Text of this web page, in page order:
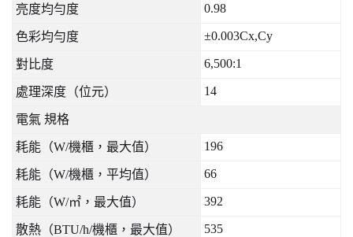
亮度均勻度 0.98
色彩均勻度 ±0.003Cx,Cy
對比度 6,500:1
處理深度（位元） 14
電氣 規格
耗能（W/機櫃，最大值） 196
耗能（W/機櫃，平均值） 66
耗能（W/㎡，最大值） 392
散熱（BTU/h/機櫃，最大值） 535